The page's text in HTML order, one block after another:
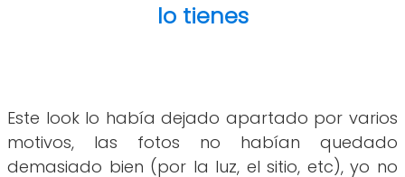
lo tienes
Este look lo había dejado apartado por varios
motivos, las fotos no habían quedado
demasiado bien (por la luz, el sitio, etc), yo no